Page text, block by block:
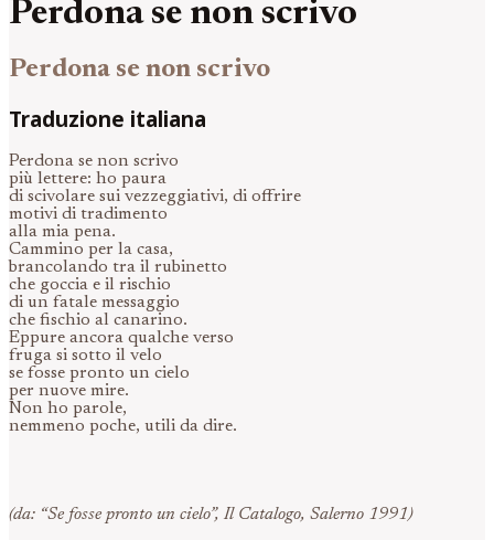
Perdona se non scrivo
Perdona se non scrivo
Traduzione italiana
Perdona se non scrivo
più lettere: ho paura
di scivolare sui vezzeggiativi, di offrire
motivi di tradimento
alla mia pena.
Cammino per la casa,
brancolando tra il rubinetto
che goccia e il rischio
di un fatale messaggio
che fischio al canarino.
Eppure ancora qualche verso
fruga si sotto il velo
se fosse pronto un cielo
per nuove mire.
Non ho parole,
nemmeno poche, utili da dire.
(da: “Se fosse pronto un cielo”, Il Catalogo, Salerno 1991)